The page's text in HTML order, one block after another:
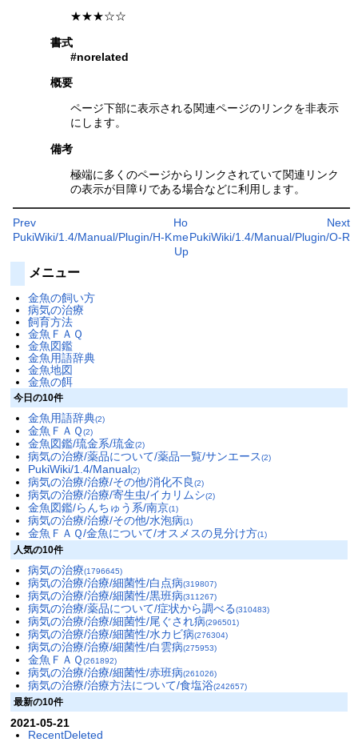
★★★☆☆
書式
#norelated
概要
ページ下部に表示される関連ページのリンクを非表示
にします。
備考
極端に多くのページからリンクされていて関連リンク
の表示が目障りである場合などに利用します。
Prev
PukiWiki/1.4/Manual/Plugin/H-K
Next
PukiWiki/1.4/Manual/Plugin/O-R
Ho
me
Up
メニュー
金魚の飼い方
病気の治療
飼育方法
金魚ＦＡＱ
金魚図鑑
金魚用語辞典
金魚地図
金魚の餌
今日の10件
金魚用語辞典(2)
金魚ＦＡＱ(2)
金魚図鑑/琉金系/琉金(2)
病気の治療/薬品について/薬品一覧/サンエース(2)
PukiWiki/1.4/Manual(2)
病気の治療/治療/その他/消化不良(2)
病気の治療/治療/寄生虫/イカリムシ(2)
金魚図鑑/らんちゅう系/南京(1)
病気の治療/治療/その他/水泡病(1)
金魚ＦＡＱ/金魚について/オスメスの見分け方(1)
人気の10件
病気の治療(1796645)
病気の治療/治療/細菌性/白点病(319807)
病気の治療/治療/細菌性/黒班病(311267)
病気の治療/薬品について/症状から調べる(310483)
病気の治療/治療/細菌性/尾ぐされ病(296501)
病気の治療/治療/細菌性/水カビ病(276304)
病気の治療/治療/細菌性/白雲病(275953)
金魚ＦＡＱ(261892)
病気の治療/治療/細菌性/赤班病(261026)
病気の治療/治療方法について/食塩浴(242657)
最新の10件
2021-05-21
RecentDeleted